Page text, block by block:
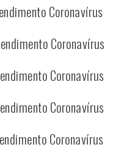
Coronavírus
Coronavírus
Coronavírus
Coronavírus
Coronavírus